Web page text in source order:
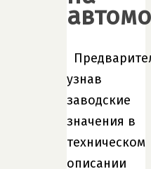
узнав
заводские
значения в
техническом
описании